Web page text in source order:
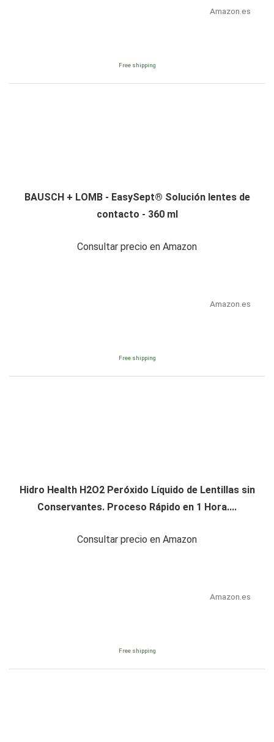
Amazon.es
Free shipping
BAUSCH + LOMB - EasySept® Solución lentes de
contacto - 360 ml
Consultar precio en Amazon
Amazon.es
Free shipping
Hidro Health H2O2 Peróxido Líquido de Lentillas sin
Conservantes. Proceso Rápido en 1 Hora....
Consultar precio en Amazon
Amazon.es
Free shipping